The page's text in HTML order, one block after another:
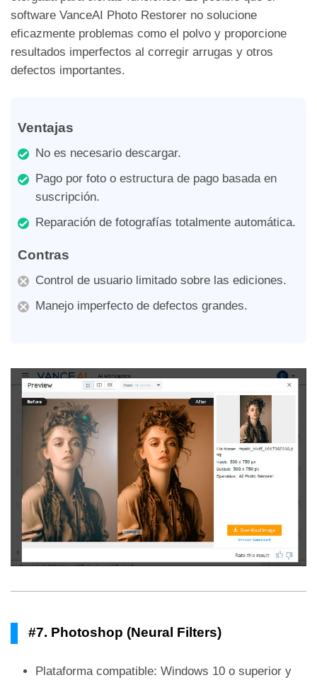
software VanceAI Photo Restorer no solucione
eficazmente problemas como el polvo y proporcione
resultados imperfectos al corregir arrugas y otros
defectos importantes.
Ventajas
No es necesario descargar.
Pago por foto o estructura de pago basada en
suscripción.
Reparación de fotografías totalmente automática.
Contras
Control de usuario limitado sobre las ediciones.
Manejo imperfecto de defectos grandes.
#7. Photoshop (Neural Filters)
Plataforma compatible: Windows 10 o superior y